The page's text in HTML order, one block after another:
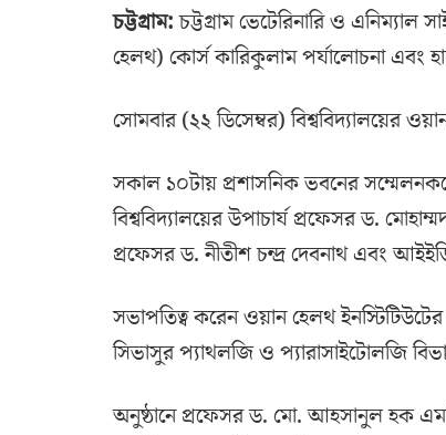
চট্টগ্রাম:চট্টগ্রাম ভেটেরিনারি ও এনিম্যাল
হেলথ) কোর্স কারিকুলাম পর্যালোচনা এবং
সোমবার (২২ ডিসেম্বর) বিশ্ববিদ্যালয়ের
সকাল ১০টায় প্রশাসনিক ভবনের
বিশ্ববিদ্যালয়ের উপাচার্য প্রফেসর ড.
প্রফেসর ড. নীতীশ চন্দ্র দেবনাথ এবং
সভাপতিত্ব করেন ওয়ান হেলথ
সিভাসুর প্যাথলজি ও প্যারাসাইটোলজি
অনুষ্ঠানে প্রফেসর ড. মো. আহসানুল হক